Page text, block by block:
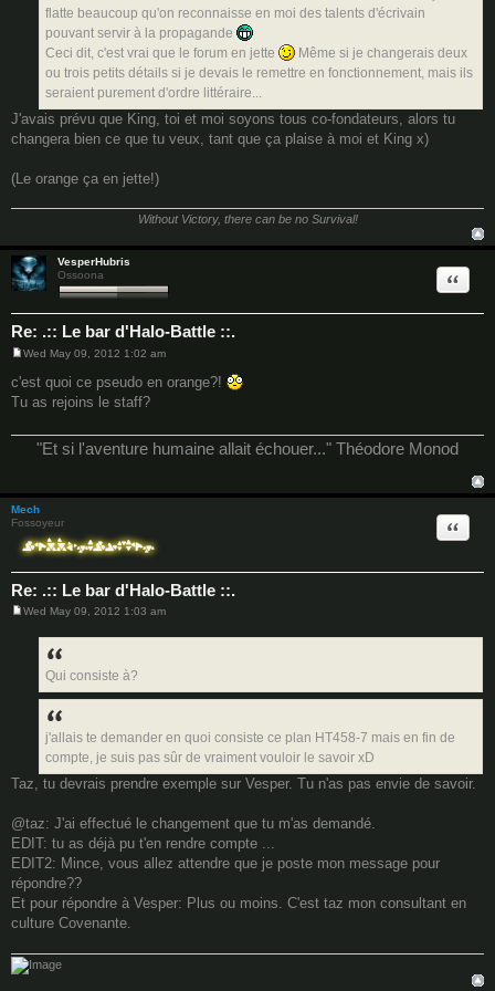
flatte beaucoup qu'on reconnaisse en moi des talents d'écrivain
pouvant servir à la propagande
Ceci dit, c'est vrai que le forum en jette
Même si je changerais deux
ou trois petits détails si je devais le remettre en fonctionnement, mais ils
seraient purement d'ordre littéraire...
J'avais prévu que King, toi et moi soyons tous co-fondateurs, alors tu
changera bien ce que tu veux, tant que ça plaise à moi et King x)
(Le orange ça en jette!)
Without Victory, there can be no Survival!
VesperHubris
Ossoona
Re: .:: Le bar d'Halo-Battle ::.
Quote
s
t
Wed May 09, 2012 1:02 am
c'est quoi ce pseudo en orange?!
Tu as rejoins le staff?
"Et si l'aventure humaine allait échouer..." Théodore Monod
Mech
Fossoyeur
Re: .:: Le bar d'Halo-Battle ::.
Quote
Wed May 09, 2012 1:03 am
Qui consiste à?
j'allais te demander en quoi consiste ce plan HT458-7 mais en fin de
compte, je suis pas sûr de vraiment vouloir le savoir xD
Taz, tu devrais prendre exemple sur Vesper. Tu n'as pas envie de savoir.
@taz: J'ai effectué le changement que tu m'as demandé.
EDIT: tu as déjà pu t'en rendre compte ...
EDIT2: Mince, vous allez attendre que je poste mon message pour
répondre??
Et pour répondre à Vesper: Plus ou moins. C'est taz mon consultant en
culture Covenante.